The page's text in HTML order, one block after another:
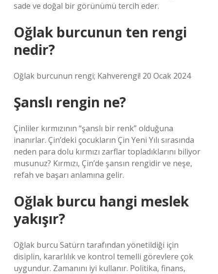
sade ve doğal bir görünümü tercih eder.
Oğlak burcunun ten rengi
nedir?
Oğlak burcunun rengi; Kahverengi! 20 Ocak 2024
Şanslı rengin ne?
Çinliler kırmızının “şanslı bir renk” olduğuna
inanırlar. Çin’deki çocukların Çin Yeni Yılı sırasında
neden para dolu kırmızı zarflar topladıklarını biliyor
musunuz? Kırmızı, Çin’de şansın rengidir ve neşe,
refah ve başarı anlamına gelir.
Oğlak burcu hangi meslek
yakışır?
Oğlak burcu Satürn tarafından yönetildiği için
disiplin, kararlılık ve kontrol temelli görevlere çok
uygundur. Zamanını iyi kullanır. Politika, finans,